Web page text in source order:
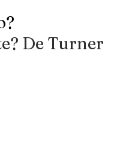
De Turner